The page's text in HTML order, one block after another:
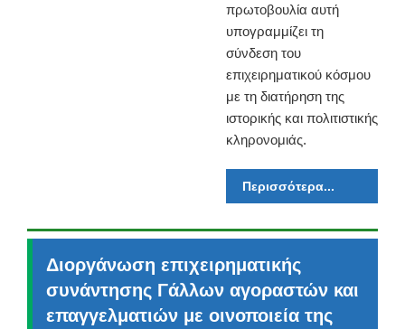
πρωτοβουλία αυτή
υπογραμμίζει τη
σύνδεση του
επιχειρηματικού κόσμου
με τη διατήρηση της
ιστορικής και πολιτιστικής
κληρονομιάς.
Περισσότερα...
Διοργάνωση επιχειρηματικής
συνάντησης Γάλλων αγοραστών και
επαγγελματιών με οινοποιεία της